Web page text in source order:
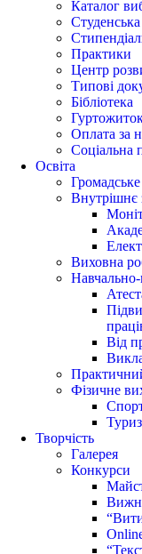
Каталог
Практики
Центр
Типові
Бібліотека
Оплата за
Соціальна
Освіта
Внутрішнє
Виховна
Від
Фізичне
Творчість
Галерея
Конкурси